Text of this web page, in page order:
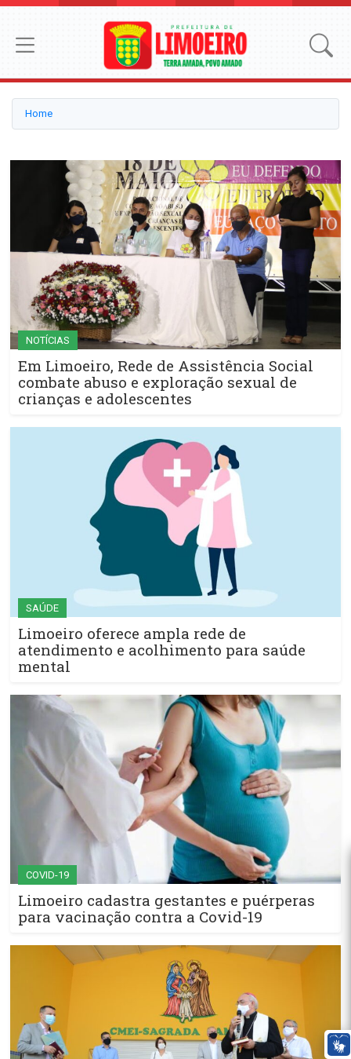
Home
NOTÍCIAS
Em Limoeiro, Rede de Assistência Social
combate abuso e exploração sexual de
crianças e adolescentes
SAÚDE
Limoeiro oferece ampla rede de
atendimento e acolhimento para saúde
mental
COVID-19
Limoeiro cadastra gestantes e puérperas
para vacinação contra a Covid-19